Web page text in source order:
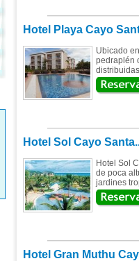
Hotel Playa Cayo
Ubicado
pedraplén
Hotel Sol Cayo
Hotel Sol
de poca
jardines
Hotel Gran Muthu